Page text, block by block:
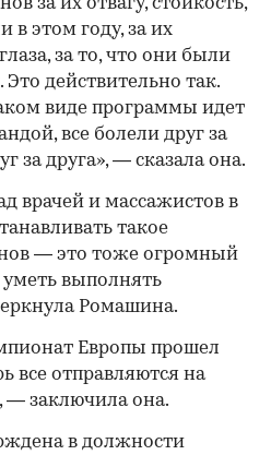
за их отвагу, стойкость,
в этом году, за их
за то, что они были
действительно так.
виде программы идет
все болели друг за
за друга», — сказала она.
врачей и массажистов в
такое
— это тоже огромный
выполнять
Ромашина.
Европы прошел
все отправляются на
— заключила она.
в должности